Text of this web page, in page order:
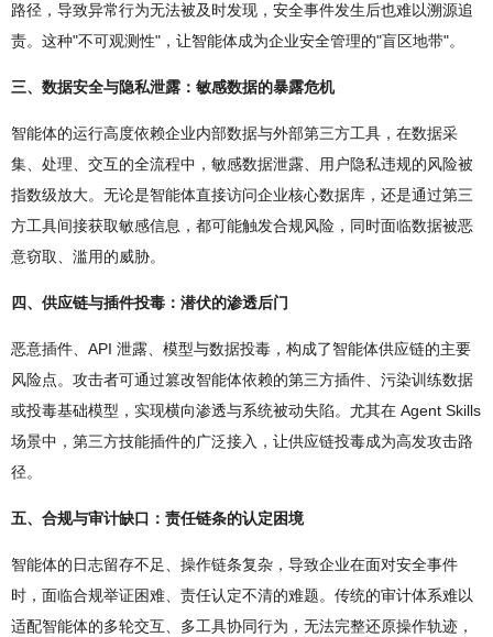
路径，导致异常行为无法被及时发现，安全事件发生后也难以溯源追
责。这种"不可观测性"，让智能体成为企业安全管理的"盲区地带"。
三、数据安全与隐私泄露：敏感数据的暴露危机
智能体的运行高度依赖企业内部数据与外部第三方工具，在数据采
集、处理、交互的全流程中，敏感数据泄露、用户隐私违规的风险被
指数级放大。无论是智能体直接访问企业核心数据库，还是通过第三
方工具间接获取敏感信息，都可能触发合规风险，同时面临数据被恶
意窃取、滥用的威胁。
四、供应链与插件投毒：潜伏的渗透后门
恶意插件、API 泄露、模型与数据投毒，构成了智能体供应链的主要
风险点。攻击者可通过篡改智能体依赖的第三方插件、污染训练数据
或投毒基础模型，实现横向渗透与系统被动失陷。尤其在 Agent Skills
场景中，第三方技能插件的广泛接入，让供应链投毒成为高发攻击路
径。
五、合规与审计缺口：责任链条的认定困境
智能体的日志留存不足、操作链条复杂，导致企业在面对安全事件
时，面临合规举证困难、责任认定不清的难题。传统的审计体系难以
适配智能体的多轮交互、多工具协同行为，无法完整还原操作轨迹，